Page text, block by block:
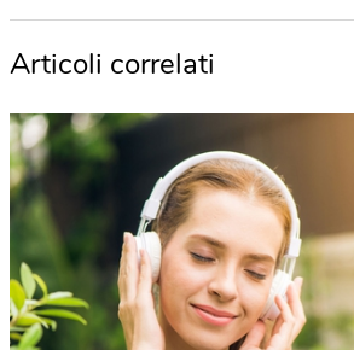
Articoli correlati